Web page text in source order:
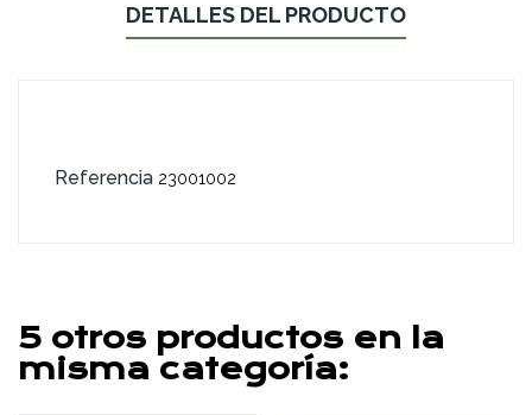
DETALLES DEL PRODUCTO
Referencia 23001002
5 otros productos en la
misma categoría: